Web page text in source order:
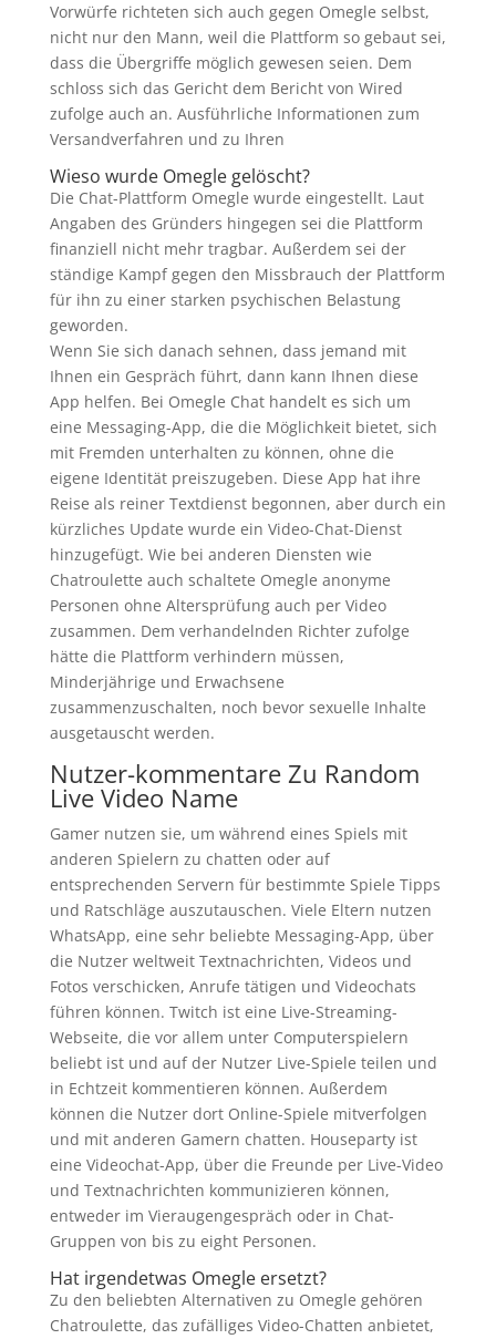
Vorwürfe richteten sich auch gegen Omegle selbst,
nicht nur den Mann, weil die Plattform so gebaut sei,
dass die Übergriffe möglich gewesen seien. Dem
schloss sich das Gericht dem Bericht von Wired
zufolge auch an. Ausführliche Informationen zum
Versandverfahren und zu Ihren
Wieso wurde Omegle gelöscht?
Die Chat-Plattform Omegle wurde eingestellt. Laut
Angaben des Gründers hingegen sei die Plattform
finanziell nicht mehr tragbar. Außerdem sei der
ständige Kampf gegen den Missbrauch der Plattform
für ihn zu einer starken psychischen Belastung
geworden.
Wenn Sie sich danach sehnen, dass jemand mit
Ihnen ein Gespräch führt, dann kann Ihnen diese
App helfen. Bei Omegle Chat handelt es sich um
eine Messaging-App, die die Möglichkeit bietet, sich
mit Fremden unterhalten zu können, ohne die
eigene Identität preiszugeben. Diese App hat ihre
Reise als reiner Textdienst begonnen, aber durch ein
kürzliches Update wurde ein Video-Chat-Dienst
hinzugefügt. Wie bei anderen Diensten wie
Chatroulette auch schaltete Omegle anonyme
Personen ohne Altersprüfung auch per Video
zusammen. Dem verhandelnden Richter zufolge
hätte die Plattform verhindern müssen,
Minderjährige und Erwachsene
zusammenzuschalten, noch bevor sexuelle Inhalte
ausgetauscht werden.
Nutzer-kommentare Zu Random
Live Video Name
Gamer nutzen sie, um während eines Spiels mit
anderen Spielern zu chatten oder auf
entsprechenden Servern für bestimmte Spiele Tipps
und Ratschläge auszutauschen. Viele Eltern nutzen
WhatsApp, eine sehr beliebte Messaging-App, über
die Nutzer weltweit Textnachrichten, Videos und
Fotos verschicken, Anrufe tätigen und Videochats
führen können. Twitch ist eine Live-Streaming-
Webseite, die vor allem unter Computerspielern
beliebt ist und auf der Nutzer Live-Spiele teilen und
in Echtzeit kommentieren können. Außerdem
können die Nutzer dort Online-Spiele mitverfolgen
und mit anderen Gamern chatten. Houseparty ist
eine Videochat-App, über die Freunde per Live-Video
und Textnachrichten kommunizieren können,
entweder im Vieraugengespräch oder in Chat-
Gruppen von bis zu eight Personen.
Hat irgendetwas Omegle ersetzt?
Zu den beliebten Alternativen zu Omegle gehören
Chatroulette, das zufälliges Video-Chatten anbietet,